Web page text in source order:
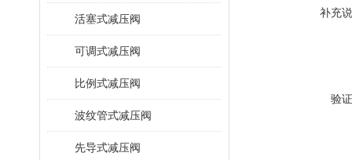
活塞式减压阀
可调式减压阀
比例式减压阀
波纹管式减压阀
先导式减压阀
补充
验